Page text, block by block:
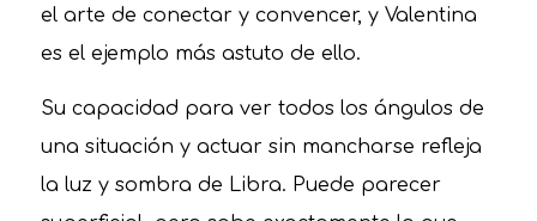
el arte de conectar y convencer, y Valentina
es el ejemplo más astuto de ello.
Su capacidad para ver todos los ángulos de
una situación y actuar sin mancharse refleja
la luz y sombra de Libra. Puede parecer